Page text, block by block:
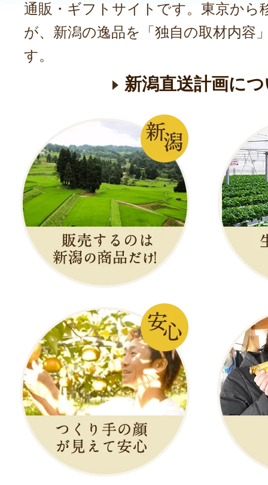
通販・ギフトサイトです。東京から
が、新潟の逸品を「独自の取材内容
す。
新潟直送計画に